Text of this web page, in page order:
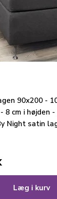
90x200 -
8 cm i højden
Night satin
Læg i kurv